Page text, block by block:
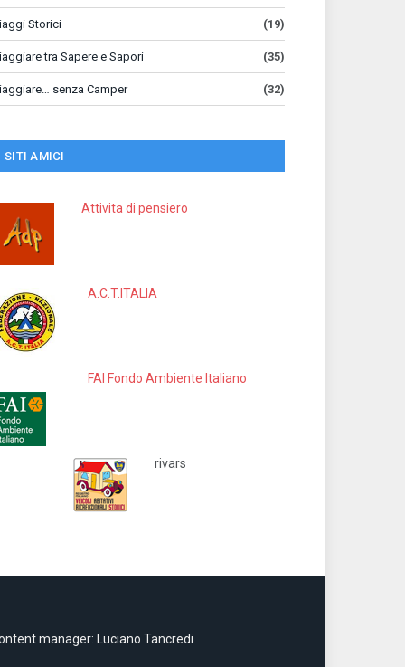
Storici (19)
tra Sapere e Sapori (35)
senza Camper (32)
SITI AMICI
Attivita di pensiero
A.C.T.ITALIA
FAI Fondo Ambiente Italiano
rivars
manager: Luciano Tancredi